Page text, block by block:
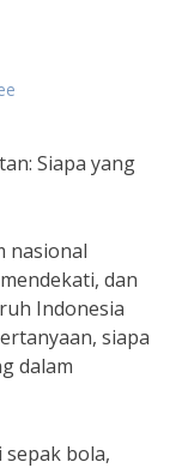
Siapa yang
nasional
dan
Indonesia
siapa
dalam
bola,